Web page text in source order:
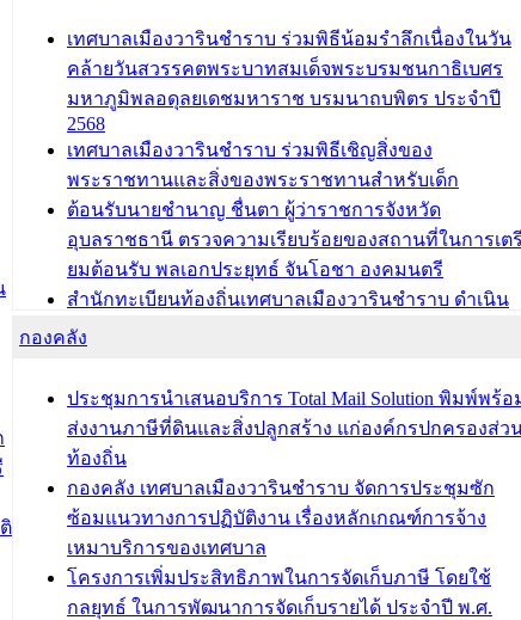
เทศบาลเมืองวารินชำราบ ร่วมพิธีน้อมรำลึกเนื่องในวัน
คล้ายวันสวรรคตพระบาทสมเด็จพระบรมชนกาธิเบศร
มหาภูมิพลอดุลยเดชมหาราช บรมนาถบพิตร ประจำปี
2568
เทศบาลเมืองวารินชำราบ ร่วมพิธีเชิญสิ่งของ
พระราชทานและสิ่งของพระราชทานสำหรับเด็ก
ต้อนรับนายชำนาญ ชื่นตา ผู้ว่าราชการจังหวัด
อุบลราชธานี ตรวจความเรียบร้อยของสถานที่ในการเตรี
ยมต้อนรับ พลเอกประยุทธ์ จันโอชา องคมนตรี
สำนักทะเบียนท้องถิ่นเทศบาลเมืองวารินชำราบ ดำเนิน
การมอบทะเบียนบ้าน ทร.14 และบัตรประจำตัวประชาชน
บ้าน (ท.ร.14) กรณีคนไม่มีสัญชาติไทยได้รับอนุญาตให้มี
ถิ่นที่อยู่
ประชุมคณะกรรมการประเมินผลการควบคุมภายในของ
สำนัก/กอง/โรงเรียน/ศูนย์พัฒนาเด็กเล็ก/สถานธนานุบาล
บทความ อื่นๆ ...
กองคลัง
ประชุมการนำเสนอบริการ Total Mail Solution พิมพ์พร้อ
ส่งงานภาษีที่ดินและสิ่งปลูกสร้าง แก่องค์กรปกครองส่ว
ท้องถิ่น
กองคลัง เทศบาลเมืองวารินชำราบ จัดการประชุมซัก
ซ้อมแนวทางการปฏิบัติงาน เรื่องหลักเกณฑ์การจ้าง
เหมาบริการของเทศบาล
โครงการเพิ่มประสิทธิภาพในการจัดเก็บภาษี โดยใช้
กลยุทธ์ ในการพัฒนาการจัดเก็บรายได้ ประจำปี พ.ศ.